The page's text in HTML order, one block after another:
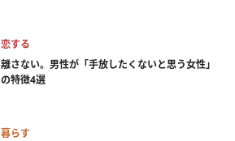
恋する
離さない。男性が「手放したくないと思う女性」
の特徴4選
暮らす